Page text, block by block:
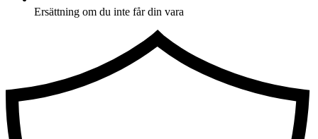
Ersättning om du inte får din vara